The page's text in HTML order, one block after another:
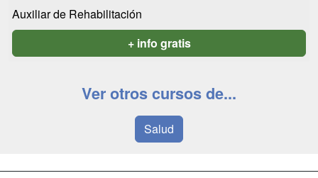
Auxiliar de Rehabilitación
+ info gratis
Ver otros cursos de...
Salud